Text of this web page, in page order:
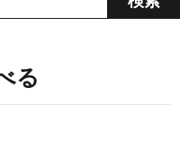
る